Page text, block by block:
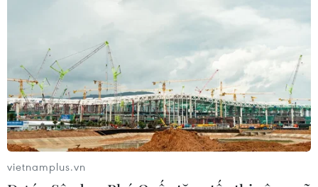
vietnamplus.vn